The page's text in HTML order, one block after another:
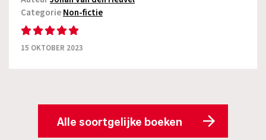
CategorieNon-fictie
15 OKTOBER 2023
Alle soortgelijke boeken